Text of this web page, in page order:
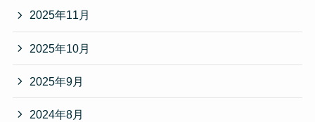
2025年11月
2025年10月
2025年9月
2024年8月